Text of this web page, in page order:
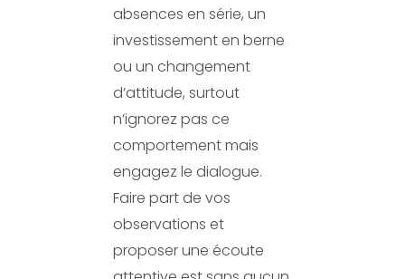
absences en série, un
investissement en berne
ou un changement
d’attitude, surtout
n’ignorez pas ce
comportement mais
engagez le dialogue.
Faire part de vos
observations et
proposer une écoute